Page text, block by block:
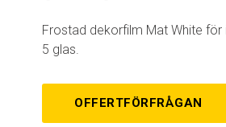
Frostad dekorfilm Mat White för
5 glas.
OFFERTFÖRFRÅGAN